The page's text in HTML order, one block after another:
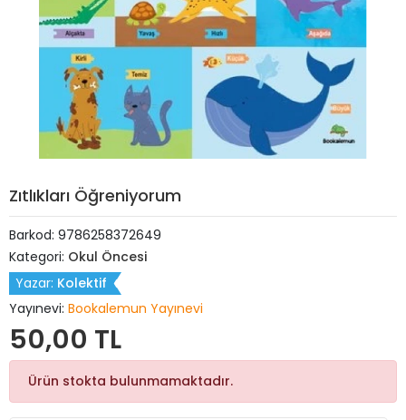
Zıtlıkları Öğreniyorum
Barkod: 9786258372649
Kategori: Okul Öncesi
Yazar: Kolektif
Yayınevi: Bookalemun Yayınevi
50,00 TL
Ürün stokta bulunmamaktadır.